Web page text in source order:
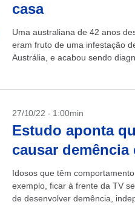
casa
Uma australiana de 42 anos
eram fruto de uma infestação
Austrália, e acabou sendo
27/10/22 - 1:00min
Estudo aponta
causar demência
Idosos que têm
exemplo, ficar à frente da TV
de desenvolver demência,